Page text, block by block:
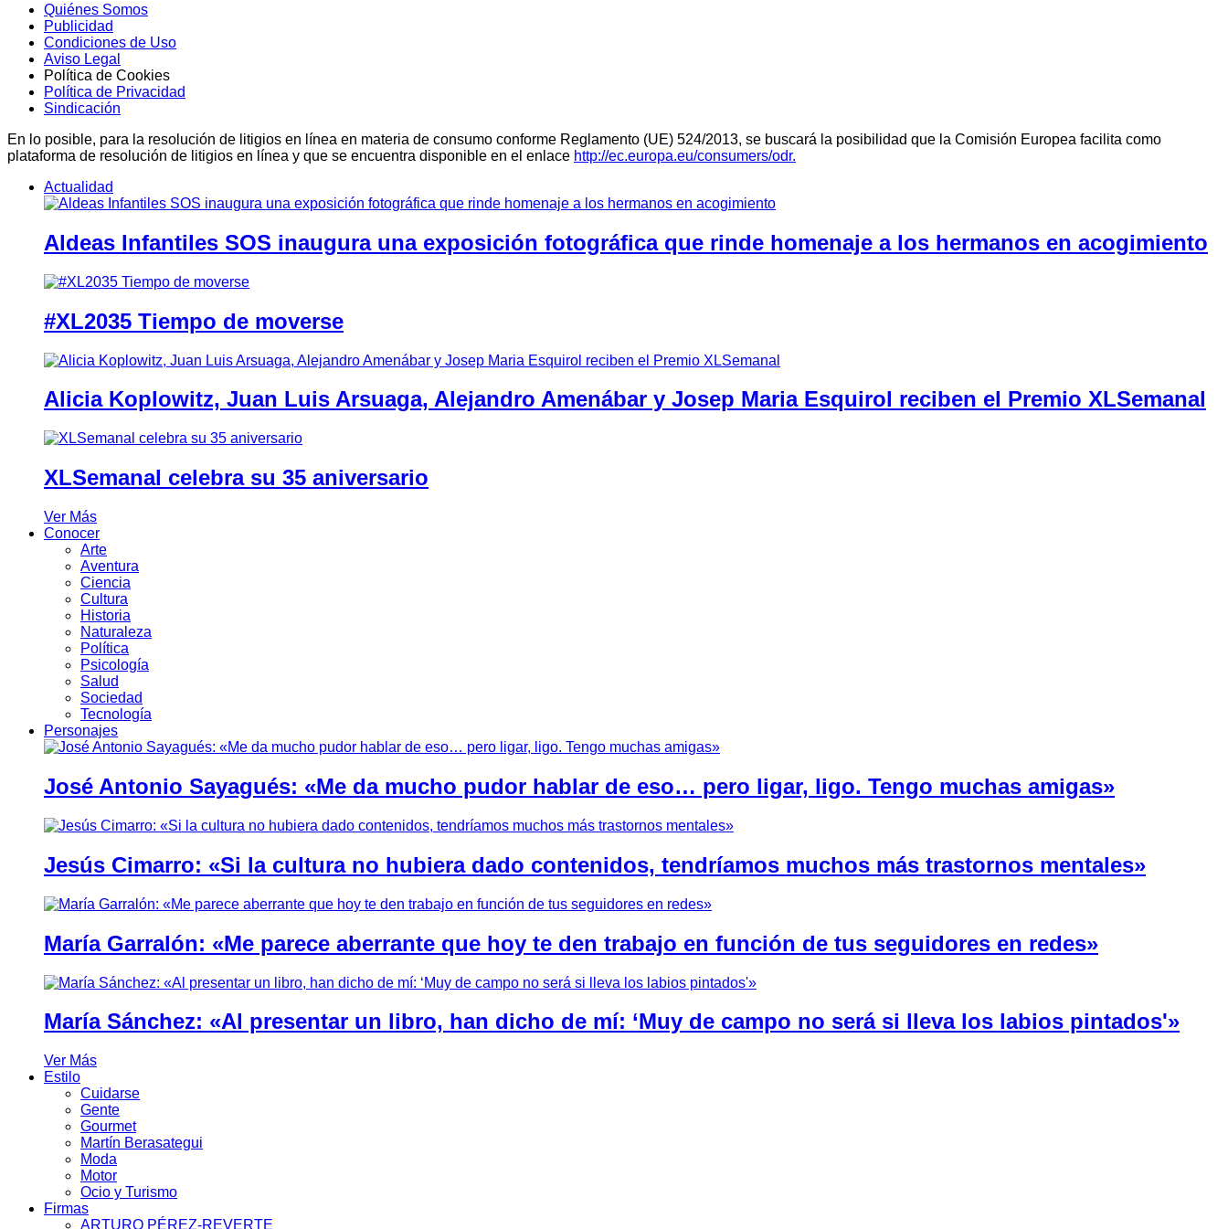
Quiénes Somos
Publicidad
Condiciones de Uso
Aviso Legal
Política de Cookies
Política de Privacidad
Sindicación
En lo posible, para la resolución de litigios en línea en materia de consumo conforme Reglamento (UE) 524/2013, se buscará la posibilidad que la Comisión Europea facilita como
plataforma de resolución de litigios en línea y que se encuentra disponible en el enlace http://ec.europa.eu/consumers/odr.
Actualidad
Aldeas Infantiles SOS inaugura una exposición fotográfica que rinde homenaje a los hermanos en acogimiento
#XL2035 Tiempo de moverse
Alicia Koplowitz, Juan Luis Arsuaga, Alejandro Amenábar y Josep Maria Esquirol reciben el Premio XLSemanal
XLSemanal celebra su 35 aniversario
Ver Más
Conocer
Arte
Aventura
Ciencia
Cultura
Historia
Naturaleza
Política
Psicología
Salud
Sociedad
Tecnología
Personajes
José Antonio Sayagués: «Me da mucho pudor hablar de eso… pero ligar, ligo. Tengo muchas amigas»
Jesús Cimarro: «Si la cultura no hubiera dado contenidos, tendríamos muchos más trastornos mentales»
María Garralón: «Me parece aberrante que hoy te den trabajo en función de tus seguidores en redes»
María Sánchez: «Al presentar un libro, han dicho de mí: ‘Muy de campo no será si lleva los labios pintados'»
Ver Más
Estilo
Cuidarse
Gente
Gourmet
Martín Berasategui
Moda
Motor
Ocio y Turismo
Firmas
ARTURO PÉREZ-REVERTE